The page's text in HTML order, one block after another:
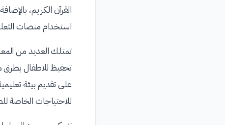
القرآن الكريم،
استخدام منصات
تمتلك العديد من
تحفيظ للاطفال بطرق
على تقديم بيئة
للاحتياجات الخاصة